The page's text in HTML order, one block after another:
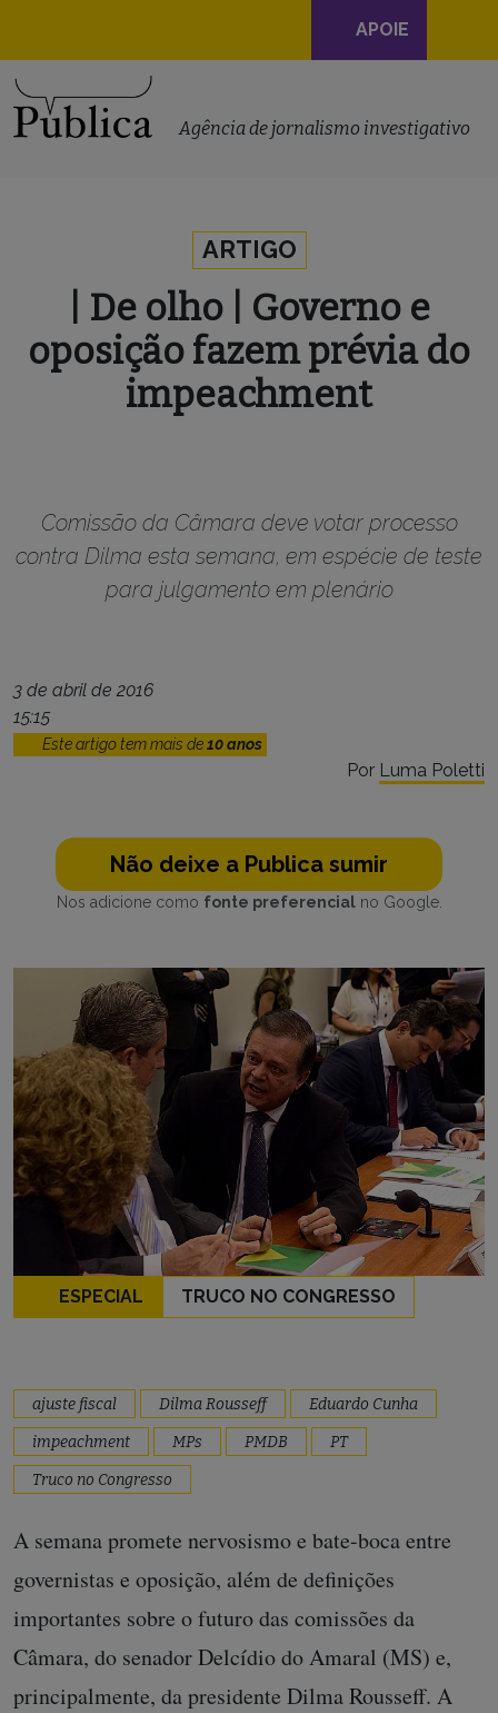
Navegação
principal
APOIE
Agência de jornalismo investigativo
ARTIGO
| De olho | Governo e
oposição fazem prévia do
impeachment
Comissão da Câmara deve votar processo
contra Dilma esta semana, em espécie de teste
para julgamento em plenário
3 de abril de 2016
15:15
Este artigo tem mais de10 anos
Por Luma Poletti
Não deixe a Publica sumir
Nos adicione como fonte preferencialno Google.
ESPECIAL TRUCO NO CONGRESSO
ajuste fiscal Dilma Rousseff
Eduardo Cunha
impeachment
MPs PMDB
PT
Truco no Congresso
A semana promete nervosismo e bate-boca entre
governistas e oposição, além de definições
importantes sobre o futuro das comissões da
Câmara, do senador Delcídio do Amaral (MS) e,
principalmente, da presidente Dilma Rousseff. A